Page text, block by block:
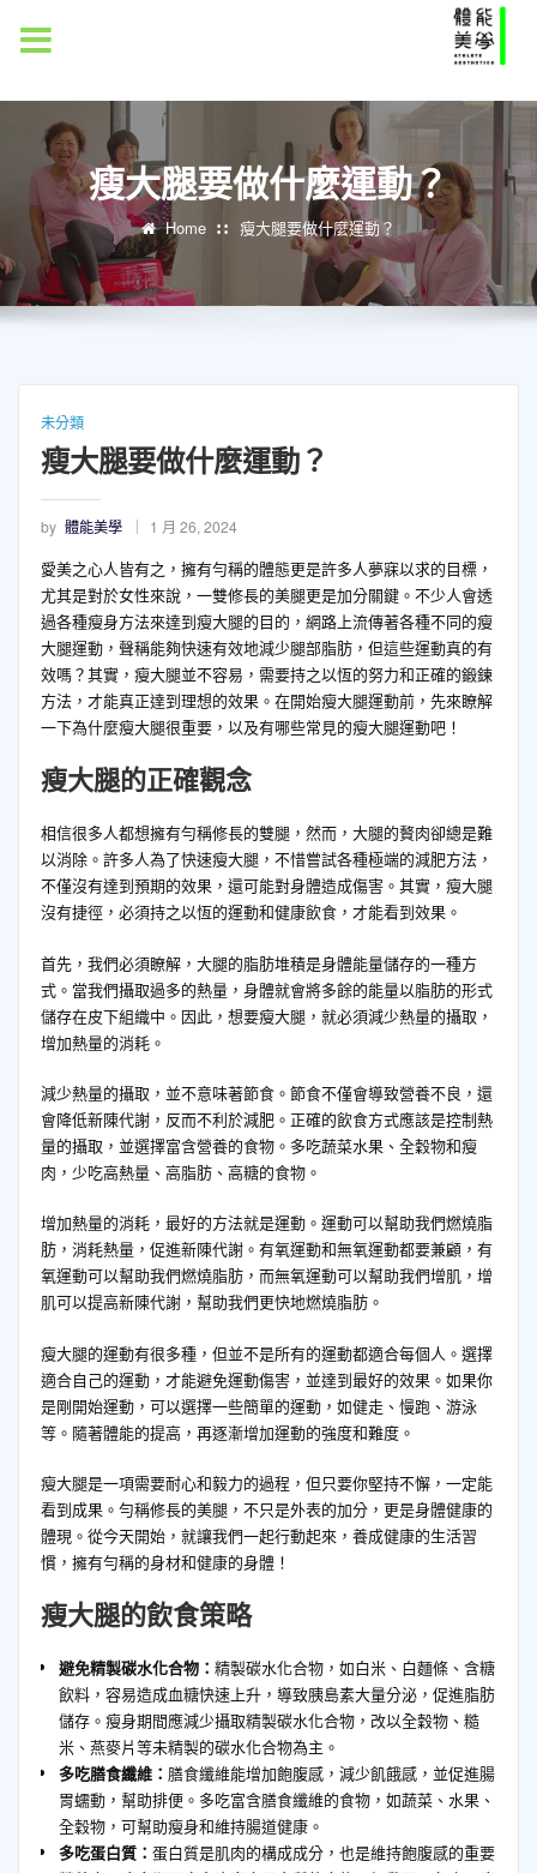
瘦大腿要做什麼運動？
Home 瘦大腿要做什麼運動？
未分類
瘦大腿要做什麼運動？
by 體能美學 1 月 26, 2024
愛美之心人皆有之，擁有勻稱的體態更是許多人夢寐以求的目標，
尤其是對於女性來說，一雙修長的美腿更是加分關鍵。不少人會透
過各種瘦身方法來達到瘦大腿的目的，網路上流傳著各種不同的瘦
大腿運動，聲稱能夠快速有效地減少腿部脂肪，但這些運動真的有
效嗎？其實，瘦大腿並不容易，需要持之以恆的努力和正確的鍛鍊
方法，才能真正達到理想的效果。在開始瘦大腿運動前，先來瞭解
一下為什麼瘦大腿很重要，以及有哪些常見的瘦大腿運動吧！
瘦大腿的正確觀念
相信很多人都想擁有勻稱修長的雙腿，然而，大腿的贅肉卻總是難
以消除。許多人為了快速瘦大腿，不惜嘗試各種極端的減肥方法，
不僅沒有達到預期的效果，還可能對身體造成傷害。其實，瘦大腿
沒有捷徑，必須持之以恆的運動和健康飲食，才能看到效果。
首先，我們必須瞭解，大腿的脂肪堆積是身體能量儲存的一種方
式。當我們攝取過多的熱量，身體就會將多餘的能量以脂肪的形式
儲存在皮下組織中。因此，想要瘦大腿，就必須減少熱量的攝取，
增加熱量的消耗。
減少熱量的攝取，並不意味著節食。節食不僅會導致營養不良，還
會降低新陳代謝，反而不利於減肥。正確的飲食方式應該是控制熱
量的攝取，並選擇富含營養的食物。多吃蔬菜水果、全穀物和瘦
肉，少吃高熱量、高脂肪、高糖的食物。
增加熱量的消耗，最好的方法就是運動。運動可以幫助我們燃燒脂
肪，消耗熱量，促進新陳代謝。有氧運動和無氧運動都要兼顧，有
氧運動可以幫助我們燃燒脂肪，而無氧運動可以幫助我們增肌，增
肌可以提高新陳代謝，幫助我們更快地燃燒脂肪。
瘦大腿的運動有很多種，但並不是所有的運動都適合每個人。選擇
適合自己的運動，才能避免運動傷害，並達到最好的效果。如果你
是剛開始運動，可以選擇一些簡單的運動，如健走、慢跑、游泳
等。隨著體能的提高，再逐漸增加運動的強度和難度。
瘦大腿是一項需要耐心和毅力的過程，但只要你堅持不懈，一定能
看到成果。勻稱修長的美腿，不只是外表的加分，更是身體健康的
體現。從今天開始，就讓我們一起行動起來，養成健康的生活習
慣，擁有勻稱的身材和健康的身體！
瘦大腿的飲食策略
避免精製碳水化合物： 精製碳水化合物，如白米、白麵條、含糖
飲料，容易造成血糖快速上升，導致胰島素大量分泌，促進脂肪
儲存。瘦身期間應減少攝取精製碳水化合物，改以全穀物、糙
米、燕麥片等未精製的碳水化合物為主。
多吃膳食纖維： 膳食纖維能增加飽腹感，減少飢餓感，並促進腸
胃蠕動，幫助排便。多吃富含膳食纖維的食物，如蔬菜、水果、
全穀物，可幫助瘦身和維持腸道健康。
多吃蛋白質： 蛋白質是肌肉的構成成分，也是維持飽腹感的重要